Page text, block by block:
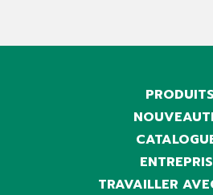
PRODUITS
TRAVAILLER